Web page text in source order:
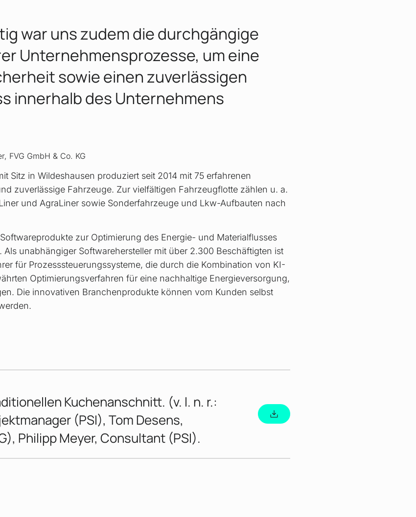
war uns zudem die durchgängige
Unternehmensprozesse, um eine
sowie einen zuverlässigen
innerhalb des Unternehmens
FVG GmbH & Co. KG
Sitz in Wildeshausen produziert seit 2014 mit 75 erfahrenen
zuverlässige Fahrzeuge. Zur vielfältigen Fahrzeugflotte zählen u. a.
und AgraLiner sowie Sonderfahrzeuge und Lkw-Aufbauten nach
zur Optimierung des Energie- und Materialflusses
Als unabhängiger Softwarehersteller mit über 2.300 Beschäftigten ist
für Prozesssteuerungssysteme, die durch die Kombination von KI-
Optimierungsverfahren für eine nachhaltige Energieversorgung,
Die innovativen Branchenprodukte können vom Kunden selbst
Kuchenanschnitt. (v. l. n. r.:
(PSI), Tom Desens,
Philipp Meyer, Consultant (PSI).